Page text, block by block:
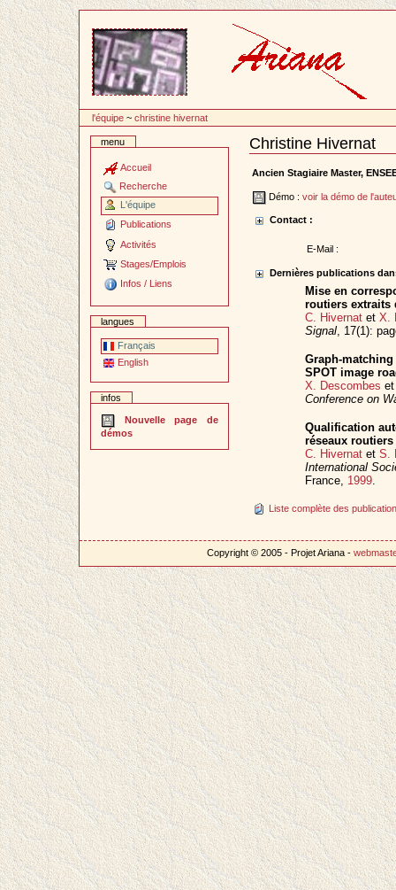
contenu
l'équipe ~christine hivernat
menu
Accueil
Recherche
L'équipe
Publications
Activités
Stages/Emplois
Infos / Liens
langues
Français
English
infos
Nouvelle page de
démos
Christine Hivernat
Document
Actions
Ancien Stagiaire Master,
Démo :voir la démo de
Contact :
E-Mail :
Dernières publications
Mise en
routiers extraits
C. Hivernat etX.
Signal, 17(1):
Graph-
SPOT image
X. Descombes
Conference on
Qualification
réseaux
C. Hivernat etS.
International
France, 1999.
Liste complète des
Copyright © 2005 - Projet Ariana -